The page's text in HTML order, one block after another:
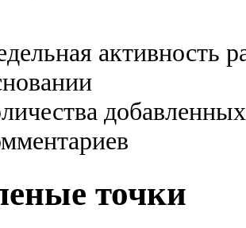
активность
точки